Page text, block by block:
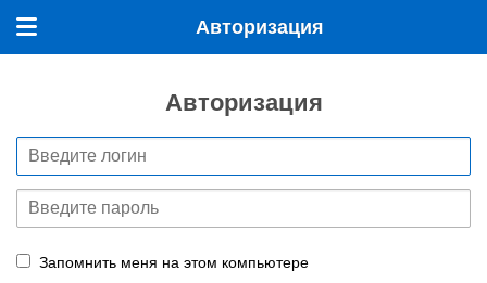
Меню
Авторизация
Авторизация
Запомнить меня на этом компьютере